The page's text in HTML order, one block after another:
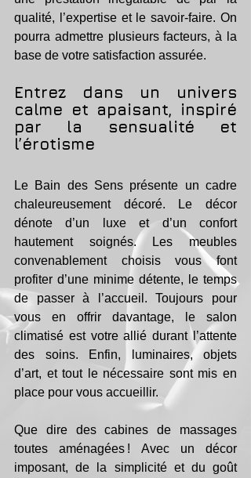
qualité, l’expertise et le savoir-faire. On
pourra admettre plusieurs facteurs, à la
base de votre satisfaction assurée.
Entrez dans un univers
calme et apaisant, inspiré
par la sensualité et
l’érotisme
Le Bain des Sens présente un cadre
chaleureusement décoré. Le décor
dénote d’un luxe et d’un confort
hautement soignés. Les meubles
convenablement choisis vous font
profiter d’une minime détente, le temps
de passer à l’accueil. Toujours pour
vous en offrir davantage, le salon
climatisé est votre allié durant l’attente
des soins. Enfin, luminaires, objets
d’art, et tout le nécessaire sont mis en
place pour vous accueillir.
Que dire des cabines de massages
toutes aménagées ! Avec un décor
imposant, de la simplicité et du goût